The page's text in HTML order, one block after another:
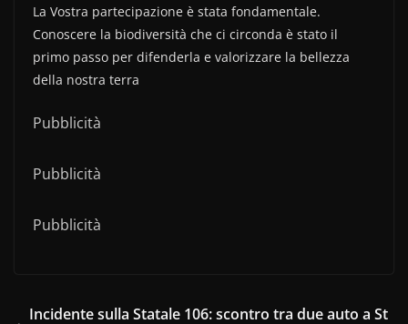
La Vostra partecipazione è stata fondamentale.
Conoscere la biodiversità che ci circonda è stato il
primo passo per difenderla e valorizzare la bellezza
della nostra terra
Pubblicità
Pubblicità
Pubblicità
Incidente sulla Statale 106: scontro tra due auto a St